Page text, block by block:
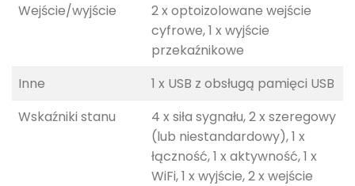
Wejście/wyjście
2 x optoizolowane wejście
cyfrowe, 1 x wyjście
przekaźnikowe
Inne
1 x USB z obsługą pamięci USB
Wskaźniki stanu
4 x siła sygnału, 2 x szeregowy
(lub niestandardowy), 1 x
łączność, 1 x aktywność, 1 x
WiFi, 1 x wyjście, 2 x wejście